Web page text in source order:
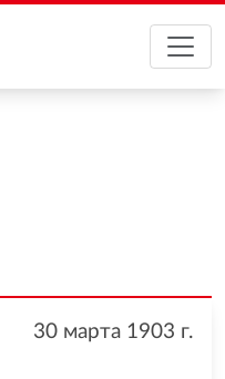
30 марта 1903 г.